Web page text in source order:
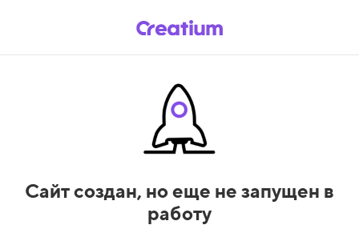
Сайт создан, но еще не запущен в
работу